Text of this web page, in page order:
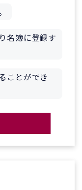
名簿に登録す
ことができ